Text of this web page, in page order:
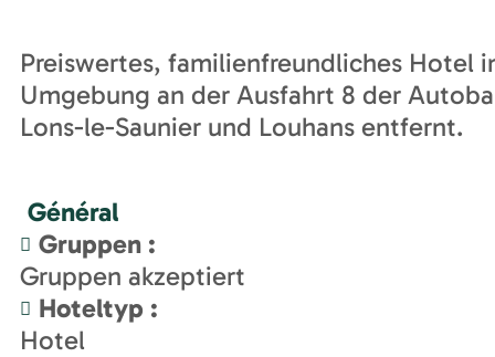
Preiswertes, familienfreundliches Hotel
Umgebung an der Ausfahrt 8 der
Lons-le-Saunier und Louhans entfernt.
Général
Gruppen :
Gruppen akzeptiert
Hoteltyp :
Hotel